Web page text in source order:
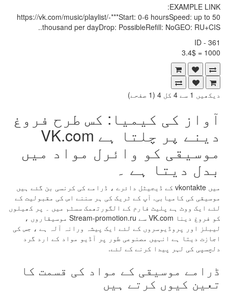
EXAMPLE LINK:
https://vk.com/music/playlist/-***Start: 0-6 hoursSpeed: up to 50
thousand per dayDrop: PossibleRefill: NoGEO: RU+CIS..
ID - 361
1000 = 3.4$
دیکھیں 1 سے 4 کل 4 (1 صفحے)
آواز کی کیمیا: کس طرح فروغ
دینے پر چلتا ہے VK.com
موسیقی کو وائرل مواد میں
بدل دیتا ہے ۔
میں vkontakte کے ڈیجیٹل دائرے ، ڈرامے کی کرنسی بن گئے ہیں
موسیقی کی کامیابی. آپ کے ٹریک کی ہر سننے اس کی مقبولیت کے
لئے ایک ووٹ ہے پلیٹ فارم کے الگورتھمک سسٹم میں ۔ پر کھیلوں
کو فروغ دینا VK.com سے Stream-promotion.ru موسیقاروں ،
لیبلز اور پروڈیوسروں کے لئے ایک پیشہ ورانہ آلہ ہے ، جس کی
اجازت دیتا ہے انہیں مصنوعی طور پر آڈیو مواد کے ارد گرد
دلچسپی کی لہر پیدا کرنے کے لئے.
ڈرامے موسیقی کے مواد کی قسمت کا
تعین کیوں کرتے ہیں